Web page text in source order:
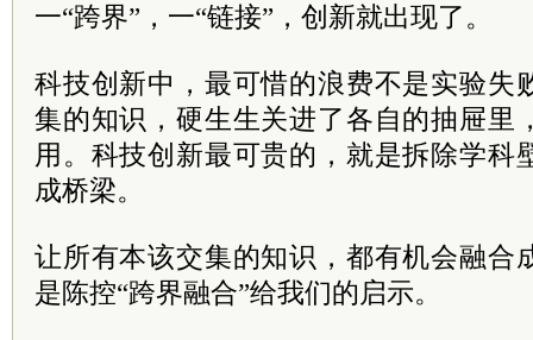
一“跨界”，一“链接”，创新就出现了。
科技创新中，最可惜的浪费不是实验失
集的知识，硬生生关进了各自的抽屉里
用。科技创新最可贵的，就是拆除学科
成桥梁。
让所有本该交集的知识，都有机会融合
是陈控“跨界融合”给我们的启示。